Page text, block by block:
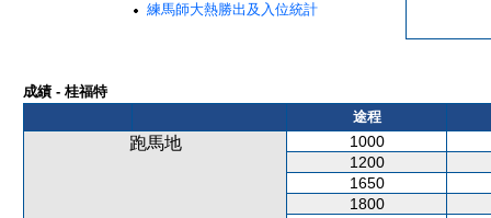
練馬師大熱勝出及入位統計
成績 - 桂福特
途程
跑馬地
1000
1200
1650
1800